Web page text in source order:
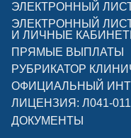
ЭЛЕКТРОННЫЙ
ЭЛЕКТРОННЫЙ
И ЛИЧНЫЕ
ПРЯМЫЕ ВЫПЛАТЫ
РУБРИКАТОР
ОФИЦИАЛЬНЫЙ
ЛИЦЕНЗИЯ: Л041-
ДОКУМЕНТЫ